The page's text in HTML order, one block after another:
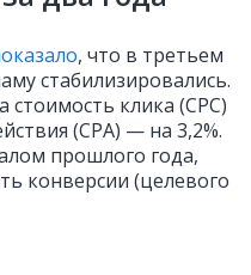
, что в третьем
стабилизировались.
клика (CPC)
(CPA) — на 3,2%.
прошлого года,
конверсии (целевого